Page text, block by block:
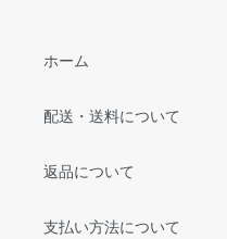
ホーム
配送・送料について
返品について
支払い方法について